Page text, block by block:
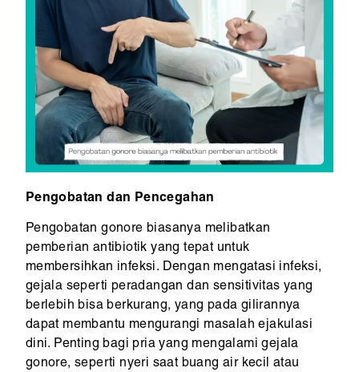
Pengobatan dan Pencegahan
Pengobatan gonore biasanya melibatkan
pemberian antibiotik yang tepat untuk
membersihkan infeksi. Dengan mengatasi infeksi,
gejala seperti peradangan dan sensitivitas yang
berlebih bisa berkurang, yang pada gilirannya
dapat membantu mengurangi masalah ejakulasi
dini. Penting bagi pria yang mengalami gejala
gonore, seperti nyeri saat buang air kecil atau